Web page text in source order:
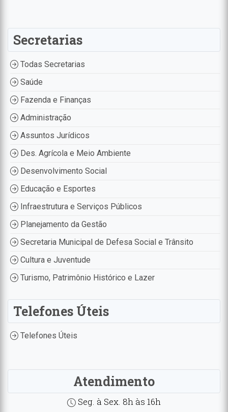
Secretarias
Todas Secretarias
Saúde
Fazenda e Finanças
Administração
Assuntos Jurídicos
Des. Agrícola e Meio Ambiente
Desenvolvimento Social
Educação e Esportes
Infraestrutura e Serviços Públicos
Planejamento da Gestão
Secretaria Municipal de Defesa Social e Trânsito
Cultura e Juventude
Turismo, Patrimônio Histórico e Lazer
Telefones Úteis
Telefones Úteis
Atendimento
Seg. à Sex. 8h às 16h